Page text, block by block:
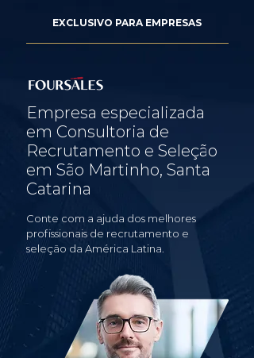
EXCLUSIVO PARA EMPRESAS
Empresa especializada
em Consultoria de
Recrutamento e Seleção
em São Martinho, Santa
Catarina
Conte com a ajuda dos melhores
profissionais de recrutamento e
seleção da América Latina.